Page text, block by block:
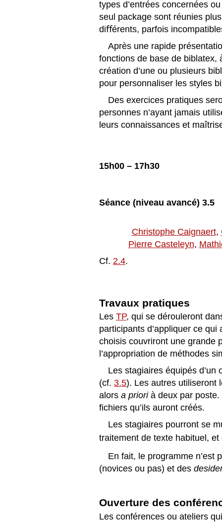
types d’entrées concernées
seul package sont réunies
diﬀérents, parfois
Après une rapide
fonctions de base de biblatex,
création d’une ou plusieurs
pour personnaliser les styles
Des exercices pratiques
personnes n’ayant jamais
leurs connaissances et
15h00 – 17h30
Séance (niveau avancé) 3.5
Christophe Caignaert,
Pierre Casteleyn,
Cf. 2.4.
Travaux pratiques
Les TP, qui se dérouleront
participants d’appliquer ce
choisis couvriront une grande
l’appropriation de méthodes
Les stagiaires équipés d’un
(cf. 3.5). Les autres utiliseront
alors a priori à deux par
ﬁchiers qu’ils auront créés.
Les stagiaires pourront se
traitement de texte habituel,
En fait, le programme n’est
(novices ou pas) et des
Ouverture des
Les conférences ou ateliers